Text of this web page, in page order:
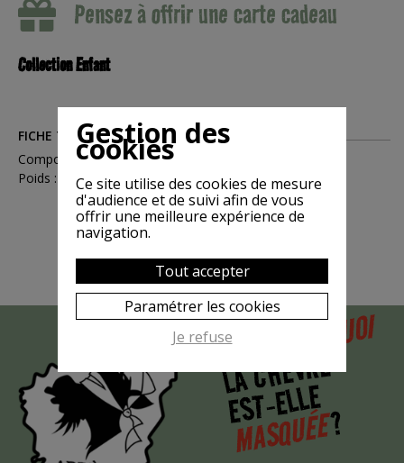
Pensez à offrir une carte cadeau
Collection Enfant
FICHE TECHNIQUE
Compositions : Coton
Poids : 0.15
MAIS POURQUOI
LA CHÈVRE
EST-ELLE
MASQUÉE?
Gestion des
cookies
Ce site utilise des cookies de mesure
d'audience et de suivi afin de vous
offrir une meilleure expérience de
navigation.
Tout accepter
Paramétrer les cookies
Je refuse